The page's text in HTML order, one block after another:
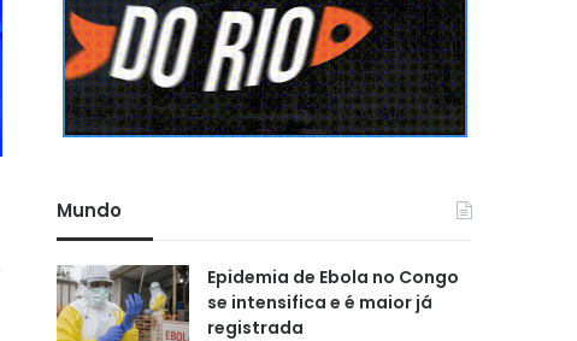
Mundo
Epidemia de Ebola no Congo
se intensifica e é maior já
registrada